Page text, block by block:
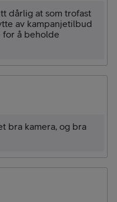
dårlig at som trofast
av kampanjetilbud
for å beholde
bra kamera, og bra